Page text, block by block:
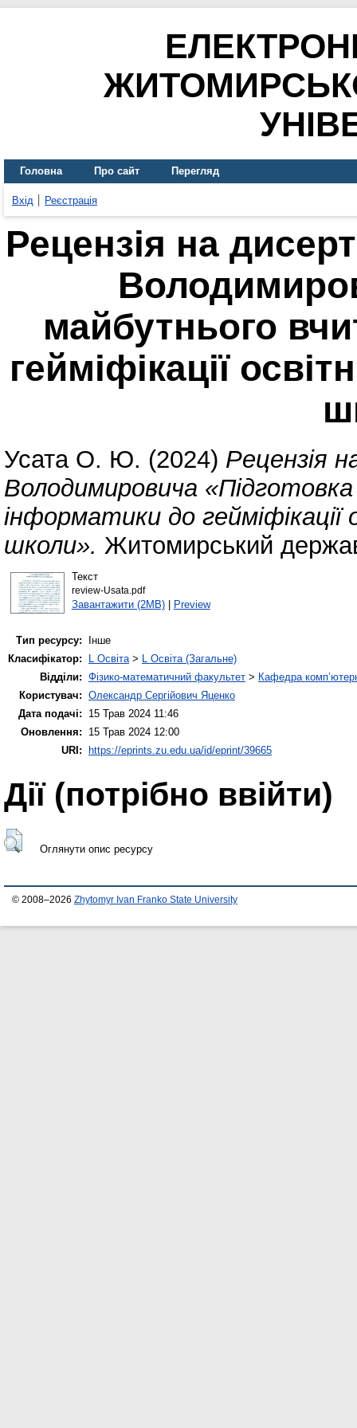
Головна Про сайт Перегляд
Вхід Реєстрація
Рецензія на
майбутнього
гейміфікації
Усата О. Ю. (2024) Рецензія
Володимировича
інформатики до гейміфікації
школи». Житомирський
Текст
review-Usata.pdf
Завантажити (2MB)| Preview
Тип ресурсу:
Інше
Класифікатор:
L Освіта> L Освіта (Загальне)
Відділи: Фізико-математичний факультет > Кафедра
Користувач: Олександр Сергійович Яценко
Дата подачі:
15 Трав 2024 11:46
Оновлення:
15 Трав 2024 12:00
URI:
https://eprints.zu.edu.ua/id/eprint/39665
Дії ​​(потрібно ввійти)
Оглянути опис ресурсу
© 2008–2026 Zhytomyr Ivan Franko State University